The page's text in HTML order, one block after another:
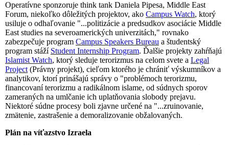
Operatívne sponzoruje think tank Daniela Pipesa, Middle East
Forum, niekoľko dôležitých projektov, ako Campus Watch, ktorý
usiluje o odhaľovanie "...politizácie a predsudkov asociácie Middle
East studies na severoamerických univerzitách," rovnako
zabezpečuje program Campus Speakers Bureau a študentský
program stáží Student Internship Program. Ďalšie projekty zahŕňajú
Islamist Watch, ktorý sleduje terorizmus na celom svete a Legal
Project (Právny projekt), cieľom ktorého je chrániť výskumníkov a
analytikov, ktorí prinášajú správy o "problémoch terorizmu,
financovaní terorizmu a radikálnom islame, od súdnych sporov
zameraných na umlčanie ich uplatňovania slobody prejavu.
Niektoré súdne procesy boli zjavne určené na "...zruinovanie,
zmätenie, zastrašenie a demoralizovanie obžalovaných.
Plán na víťazstvo Izraela